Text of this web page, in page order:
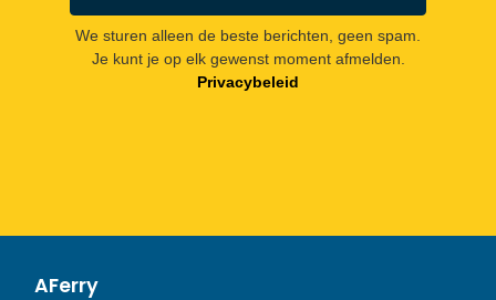
We sturen alleen de beste berichten, geen spam.
Je kunt je op elk gewenst moment afmelden.
Privacybeleid
AFerry